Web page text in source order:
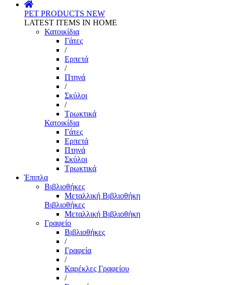
PET PRODUCTS NEW
LATEST ITEMS IN HOME
Κατοικίδια
Γάτες
/
Ερπετά
/
Πτηνά
/
Σκύλοι
/
Τρωκτικά
Κατοικίδια
Γάτες
Ερπετά
Πτηνά
Σκύλοι
Τρωκτικά
Έπιπλα
Βιβλιοθήκες
Μεταλλική Βιβλιοθήκη
Βιβλιοθήκες
Μεταλλική Βιβλιοθήκη
Γραφείο
Βιβλιοθήκες
/
Γραφεία
/
Καρέκλες Γραφείου
/